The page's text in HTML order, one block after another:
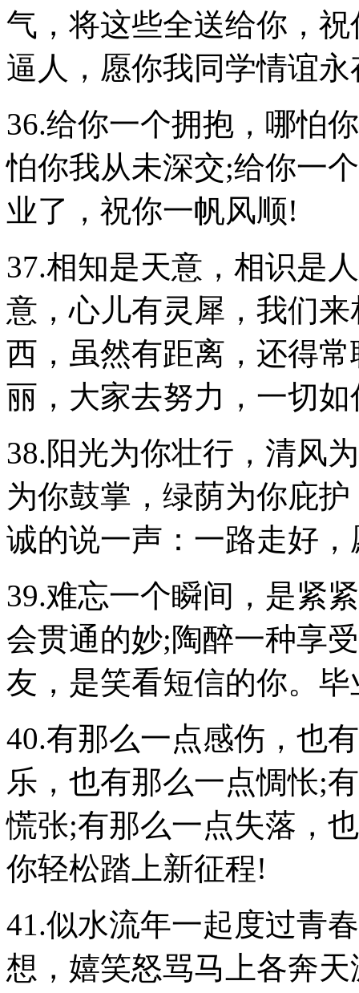
气，将这些全送给你，
逼人，愿你我同学情谊
36.给你一个拥抱，哪怕
怕你我从未深交;给你一
业了，祝你一帆风顺!
37.相知是天意，相识是
意，心儿有灵犀，我们
西，虽然有距离，还得
丽，大家去努力，一切如
38.阳光为你壮行，清风
为你鼓掌，绿荫为你庇
诚的说一声：一路走好
39.难忘一个瞬间，是紧
会贯通的妙;陶醉一种享
友，是笑看短信的你。
40.有那么一点感伤，也
乐，也有那么一点惆怅;
慌张;有那么一点失落，
你轻松踏上新征程!
41.似水流年一起度过青
想，嬉笑怒骂马上各奔